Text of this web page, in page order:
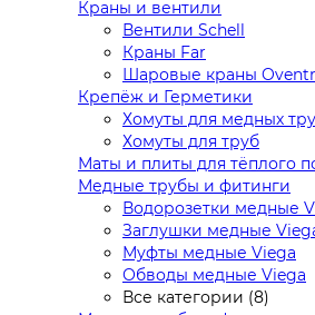
Краны и вентили
Вентили Schell
Краны Far
Шаровые краны
Крепёж и Герметики
Хомуты для медных
Хомуты для труб
Маты и плиты для тёплого
Медные трубы и фитинги
Водорозетки медные
Заглушки медные
Муфты медные Viega
Обводы медные Viega
Все категории (8)